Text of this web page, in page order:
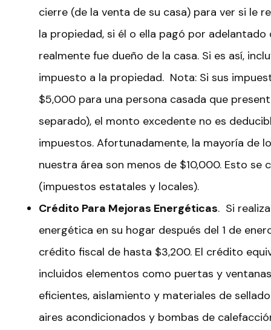
cierre (de la venta de su casa) para ver si le
la propiedad, si él o ella pagó por
realmente fue dueño de la casa. Si es así,
impuesto a la propiedad. Nota: Si sus
$5,000 para una persona casada que
separado), el monto excedente no es
impuestos. Afortunadamente, la mayoría de
nuestra área son menos de $10,000. Esto se
(impuestos estatales y locales).
Crédito Para Mejoras Energéticas. Si
energética en su hogar después del 1 de
crédito fiscal de hasta $3,200. El crédito
incluidos elementos como puertas y
eficientes, aislamiento y materiales de
aires acondicionados y bombas de